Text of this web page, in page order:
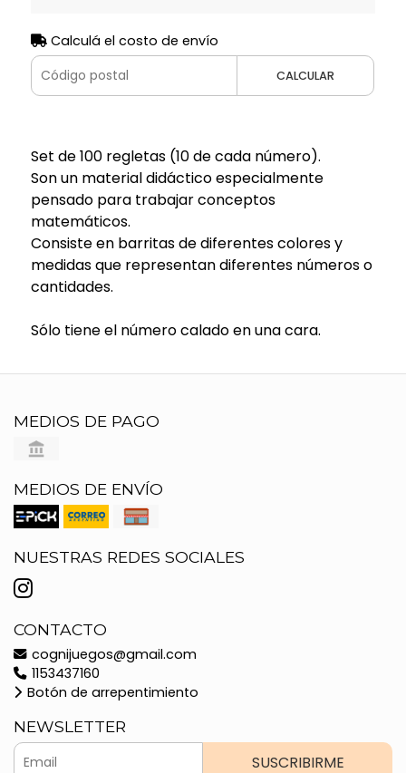
Calculá el costo de envío
CALCULAR
Set de 100 regletas (10 de cada número).
Son un material didáctico especialmente
pensado para trabajar conceptos
matemáticos.
Consiste en barritas de diferentes colores y
medidas que representan diferentes números o
cantidades.
Sólo tiene el número calado en una cara.
MEDIOS DE PAGO
MEDIOS DE ENVÍO
NUESTRAS REDES SOCIALES
CONTACTO
cognijuegos@gmail.com
1153437160
Botón de arrepentimiento
NEWSLETTER
SUSCRIBIRME